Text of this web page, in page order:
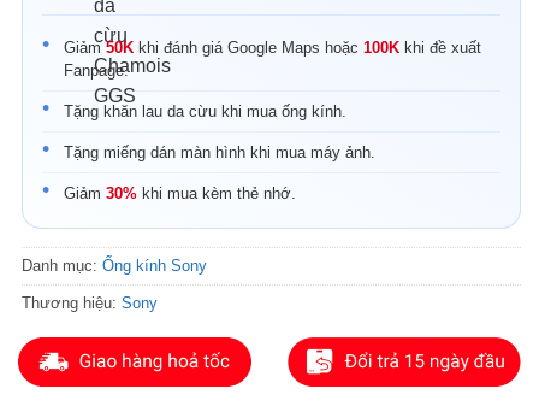
Giảm50K khi đánh giá Google Maps hoặc 100K khi đề xuất
Fanpage.
Tặng khăn lau da cừu khi mua ống kính.
Tặng miếng dán màn hình khi mua máy ảnh.
Giảm 30% khi mua kèm thẻ nhớ.
Danh mục: Ống kính Sony
Thương hiệu: Sony